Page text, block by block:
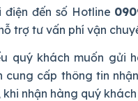
điện đến số Hotline
trợ tư vấn phí vận
quý khách muốn gửi
cung cấp thông tin
khi nhận hàng quý